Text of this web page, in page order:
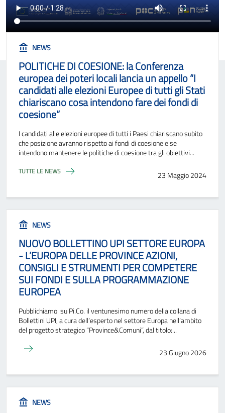
NEWS
POLITICHE DI COESIONE: la Conferenza
europea dei poteri locali lancia un appello “I
candidati alle elezioni Europee di tutti gli Stati
chiariscano cosa intendono fare dei fondi di
coesione”
I candidati alle elezioni europee di tutti i Paesi chiariscano subito
che posizione avranno rispetto ai fondi di coesione e se
intendono mantenere le politiche di coesione tra gli obiettivi...
TUTTE LE NEWS 23 Maggio 2024
NEWS
NUOVO BOLLETTINO UPI SETTORE EUROPA
- L’EUROPA DELLE PROVINCE AZIONI,
CONSIGLI E STRUMENTI PER COMPETERE
SUI FONDI E SULLA PROGRAMMAZIONE
EUROPEA
Pubblichiamo su Pi.Co. il ventunesimo numero della collana di
Bollettini UPI, a cura dell’esperto nel settore Europa nell’ambito
del progetto strategico “Province&Comuni”, dal titolo:...
23 Giugno 2026
NEWS